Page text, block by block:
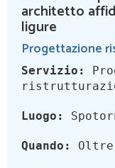
architetto
ligure
Progettazione
Servizio:
Luogo:
Quando: Oltre